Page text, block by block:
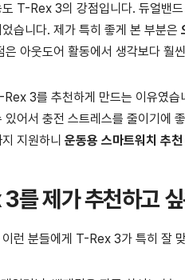
도 T-Rex 3의 강점입니다. 듀얼밴
습니다. 제가 특히 좋게 본 부분은
은 아웃도어 활동에서 생각보다 훨
3를 추천하게 만드는 이유였
있어서 충전 스트레스를 줄이기에
지원하니 운동용 스마트워치 추천
를 제가 추천하고
런 분들에게 T-Rex 3가 특히 잘